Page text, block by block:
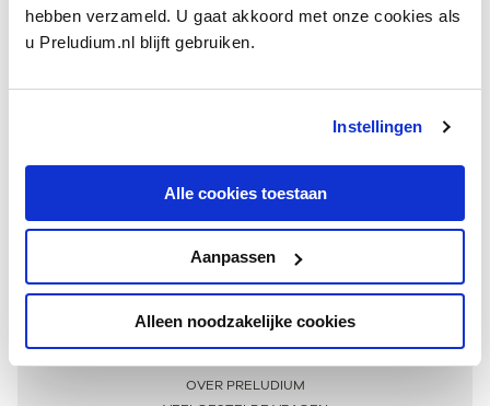
hebben verzameld. U gaat akkoord met onze cookies als
u Preludium.nl blijft gebruiken.
Instellingen
Alle cookies toestaan
Aanpassen
Alleen noodzakelijke cookies
Meer informatie
OVER PRELUDIUM